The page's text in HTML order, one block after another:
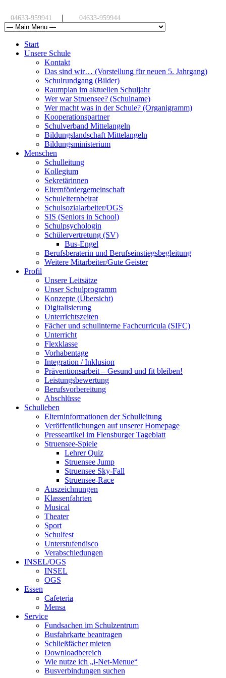
04633-959941 | 04633-959944
Start
Unsere Schule
Kontakt
Das sind wir… (Vorstellung für neuen 5. Jahrgang)
Schulrundgang (Bilder)
Raumplan im aktuellen Schuljahr
Wer war Struensee? (Schulname)
Wer macht was in der Schule? (Organigramm)
Kooperationspartner
Schulverband Mittelangeln
Bildungslandschaft Mittelangeln
Bildungsministerium
Menschen
Schulleitung
Kollegium
Sekretärinnen
Elternfördergemeinschaft
Schulelternbeirat
Schulsozialarbeiter/OGS
SIS (Seniors in School)
Schulpsychologin
Schülervertretung (SV)
Bus-Engel
Berufsberaterin und Berufseinstiegsbegleitung
Weitere Mitarbeiter/Gute Geister
Profil
Unsere Leitsätze
Unser Schulprogramm
Konzepte (Übersicht)
Digitalisierung
Unterrichtszeiten
Fächer und schulinterne Fachcurricula (SIFC)
Unterricht
Flexklasse
Vorhabentage
Integration / Inklusion
Präventionsarbeit – Gesund und fit bleiben!
Leistungsbewertung
Berufsvorbereitung
Abschlüsse
Schulleben
Elterninformationen der Schulleitung
Veröffentlichungen auf unserer Homepage
Presseartikel im Flensburger Tageblatt
Struensee-Spiele
Lehrer Quiz
Struensee Jump
Struensee Sky-Fall
Struensee-Race
Auszeichnungen
Klassenfahrten
Musical
Theater
Sport
Schulfest
Unterstufendisco
Verabschiedungen
INSEL/OGS
INSEL
OGS
Essen
Cafeteria
Mensa
Service
Fundsachen im Schulzentrum
Busfahrkarte beantragen
Schließfächer mieten
Downloadbereich
Wie nutze ich „i-Net-Menue“
Busverbindungen suchen